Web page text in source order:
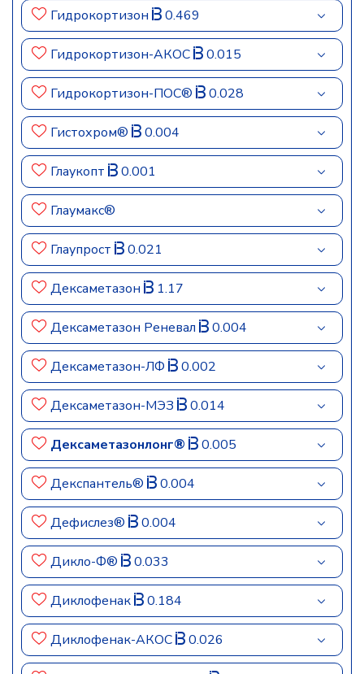
Гидрокортизон 0.469
Гидрокортизон-АКОС 0.015
Гидрокортизон-ПОС® 0.028
Гистохром® 0.004
Глаукопт 0.001
Глаумакс®
Глаупрост 0.021
Дексаметазон 1.17
Дексаметазон Реневал 0.004
Дексаметазон-ЛФ 0.002
Дексаметазон-МЭЗ 0.014
Дексаметазонлонг® 0.005
Декспантель® 0.004
Дефислез® 0.004
Дикло-Ф® 0.033
Диклофенак 0.184
Диклофенак-АКОС 0.026